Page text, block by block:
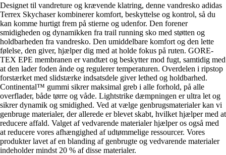
Designet til vandreture og krævende klatring, denne vandresko adidas
Terrex Skychaser kombinerer komfort, beskyttelse og kontrol, så du
kan komme hurtigt frem på stierne og udenfor. Den forener
smidigheden og dynamikken fra trail running sko med støtten og
holdbarheden fra vandresko. Den umiddelbare komfort og den lette
følelse, den giver, hjælper dig med at holde fokus på ruten. GORE-
TEX EPE membranen er vandtæt og beskytter mod fugt, samtidig med
at den lader foden ånde og regulerer temperaturen. Overdelen i ripstop
forstærket med slidstærke indsatsdele giver lethed og holdbarhed.
Continental™ gummi sikrer maksimal greb i alle forhold, på alle
overflader, både tørre og våde. Lightstrike dæmpningen er ultra let og
sikrer dynamik og smidighed. Ved at vælge genbrugsmaterialer kan vi
genbruge materialer, der allerede er blevet skabt, hvilket hjælper med at
reducere affald. Valget af vedvarende materialer hjælper os også med
at reducere vores afhængighed af udtømmelige ressourcer. Vores
produkter lavet af en blanding af genbrugte og vedvarende materialer
indeholder mindst 20 % af disse materialer.